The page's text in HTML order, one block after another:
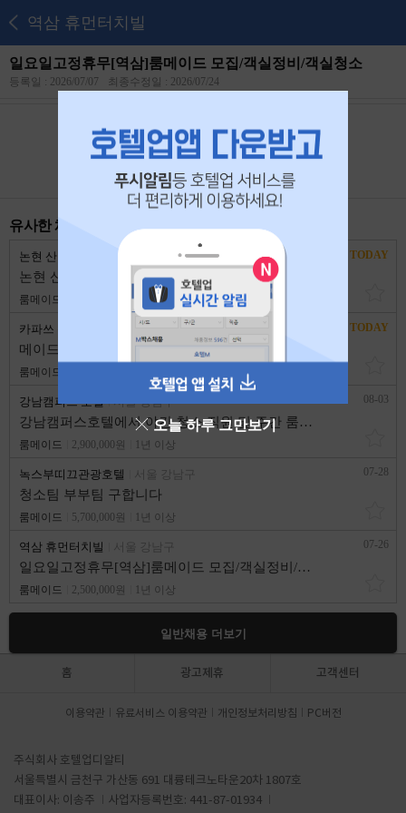
역삼 휴먼터치빌
일요일고정휴무[역삼]룸메이드 모집/객실정비/객실청소
등록일 : 2026/07/07 최종수정일 : 2026/07/24
본 공고는2026년 07월 26일 에 마감되었습니다.
유사한 채용 리스트
논현 산소호텔
논현 산소호텔에서 배팅삼촌 찾아요
룸메이드 경력무관
TODAY
카파쓰 관광호텔 서울 강남구
메이드 공고(주5일)
룸메이드
TODAY
강남캠퍼스 호텔 서울 강남구
강남캠퍼스호텔에서 야간 청소 직원 및 주간 룸메이드 직원을 직원을 모집합니다
룸메이드 2,900,000원 1년 이상
08-03
녹스부띠끄관광호텔 서울 강남구
청소팀 부부팀 구합니다
룸메이드 5,700,000원 1년 이상
07-28
역삼 휴먼터치빌 서울 강남구
일요일고정휴무[역삼]룸메이드 모집/객실정비/객실청소
룸메이드 2,500,000원 1년 이상
07-26
일반채용 더보기
오늘 하루 그만보기
홈 광고제휴 고객센터
이용약관 유료서비스 이용약관 개인정보처리방침 PC버전
주식회사 호텔업디알티
서울특별시 금천구 가산동 691 대륭테크노타운20차 1807호
대표이사: 이송주
사업자등록번호: 441-87-01934